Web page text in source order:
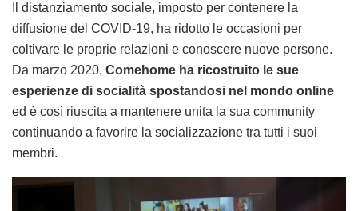
Il distanziamento sociale, imposto per contenere la
diffusione del COVID-19, ha ridotto le occasioni per
coltivare le proprie relazioni e conoscere nuove persone.
Da marzo 2020, Comehome ha ricostruito le sue
esperienze di socialità spostandosi nel mondo online
ed è così riuscita a mantenere unita la sua community
continuando a favorire la socializzazione tra tutti i suoi
membri.